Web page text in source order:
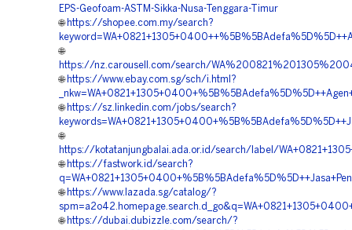
EPS-Geofoam-ASTM-Sikka-Nusa-Tenggara-Timur
🌐 https://shopee.com.my/search?
🌐
https://nz.carousell.com/search/
🌐 https://www.ebay.com.sg/sch/i.html?
🌐 https://sz.linkedin.com/jobs/search?
🌐
https://kotatanjungbalai.ada.or.id/search/label/
🌐 https://fastwork.id/search?
🌐 https://www.lazada.sg/catalog/?
🌐 https://dubai.dubizzle.com/search/?